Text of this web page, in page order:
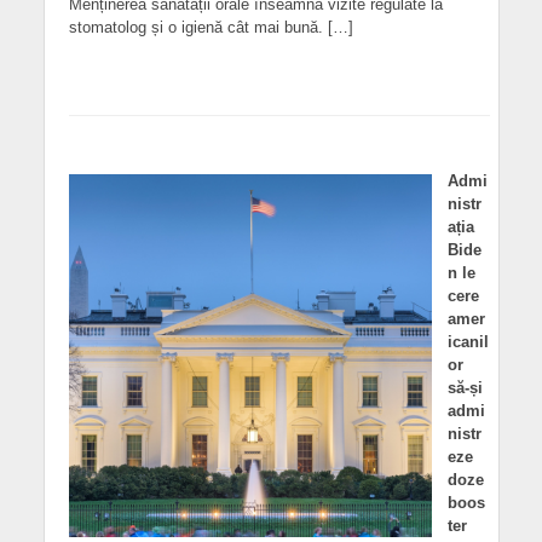
Menținerea sănătății orale înseamnă vizite regulate la
stomatolog și o igienă cât mai bună. […]
Admi
nistr
ația
Bide
n le
cere
amer
icanil
or
să-și
admi
nistr
eze
doze
boos
ter